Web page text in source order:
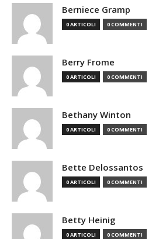
Berniece Gramp
0 ARTICOLI 0 COMMENTI
Berry Frome
0 ARTICOLI 0 COMMENTI
Bethany Winton
0 ARTICOLI 0 COMMENTI
Bette Delossantos
0 ARTICOLI 0 COMMENTI
Betty Heinig
0 ARTICOLI 0 COMMENTI